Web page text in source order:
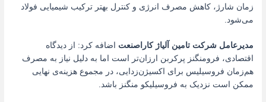
زمان شارژ، کاهش مصرف انرژی و کنترل بهتر ترکیب شیمیایی فولاد
می‌شود.
مدیرعامل شرکت تامین آلیاژ کاراصنعت اضافه کرد: از دیدگاه
اقتصادی، فرومنگنز پرکربن ارزان‌تر است اما به دلیل نیاز به مصرف
هم‌زمان فروسیلیس برای اکسیژن‌زدایی، در مجموع هزینه‌ی نهایی
ممکن است نزدیک به فروسیلیکو منگنز باشد.